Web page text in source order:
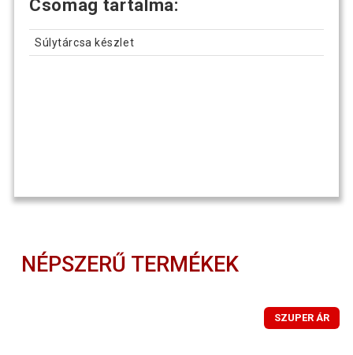
Csomag tartalma:
Súlytárcsa készlet
NÉPSZERŰ TERMÉKEK
SZUPER ÁR